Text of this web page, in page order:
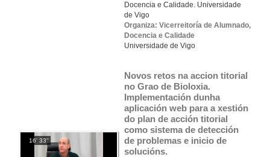
Docencia e Calidade. Universidade
de Vigo
Organiza: Vicerreitoría de Alumnado,
Docencia e Calidade
Universidade de Vigo
16' 33''
Novos retos na accion titorial
no Grao de Bioloxia.
Implementación dunha
aplicación web para a xestión
do plan de acción titorial
como sistema de detección
de problemas e inicio de
solucións.